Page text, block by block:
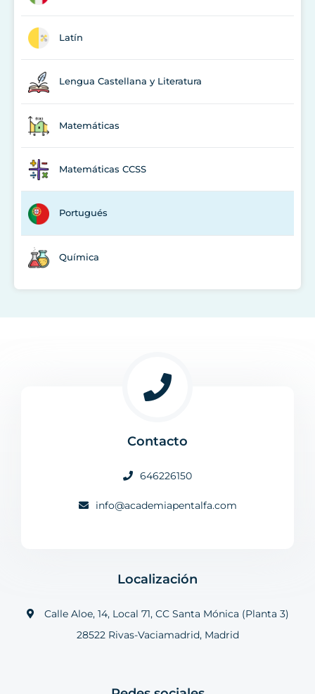
Latín
Lengua Castellana y Literatura
Matemáticas
Matemáticas CCSS
Portugués
Química
Contacto
646226150
info@academiapentalfa.com
Localización
Calle Aloe, 14, Local 71, CC Santa Mónica (Planta 3)
28522 Rivas-Vaciamadrid, Madrid